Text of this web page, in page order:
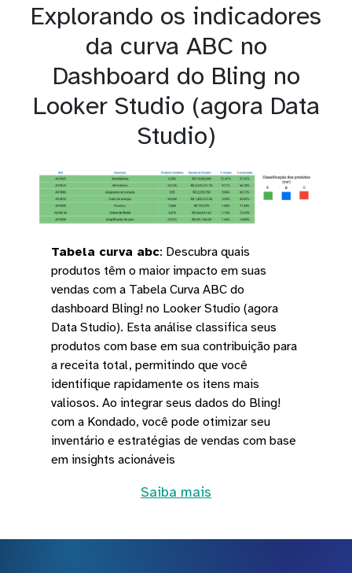
Explorando os indicadores
da curva ABC no
Dashboard do Bling no
Looker Studio (agora Data
Studio)
Tabela curva abc: Descubra quais
produtos têm o maior impacto em suas
vendas com a Tabela Curva ABC do
dashboard Bling! no Looker Studio (agora
Data Studio). Esta análise classifica seus
produtos com base em sua contribuição para
a receita total, permitindo que você
identifique rapidamente os itens mais
valiosos. Ao integrar seus dados do Bling!
com a Kondado, você pode otimizar seu
inventário e estratégias de vendas com base
em insights acionáveis
Saiba mais